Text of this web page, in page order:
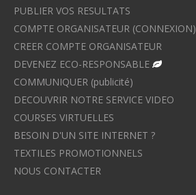
PUBLIER VOS RESULTATS
COMPTE ORGANISATEUR (CONNEXION)
CREER COMPTE ORGANISATEUR
DEVENEZ ECO-RESPONSABLE
COMMUNIQUER (publicité)
DECOUVRIR NOTRE SERVICE VIDEO
COURSES VIRTUELLES
BESOIN D'UN SITE INTERNET ?
TEXTILES PROMOTIONNELS
NOUS CONTACTER